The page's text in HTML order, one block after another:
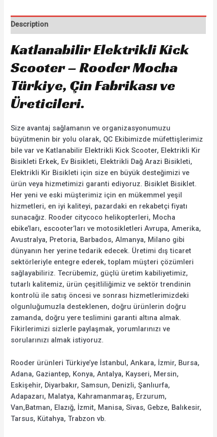
Description
Katlanabilir Elektrikli Kick
Scooter – Rooder Mocha
Türkiye, Çin Fabrikası ve
Üreticileri.
Size avantaj sağlamanın ve organizasyonumuzu
büyütmenin bir yolu olarak, QC Ekibimizde müfettişlerimiz
bile var ve Katlanabilir Elektrikli Kick Scooter, Elektrikli Kir
Bisikleti Erkek, Ev Bisikleti, Elektrikli Dağ Arazi Bisikleti,
Elektrikli Kir Bisikleti için size en büyük desteğimizi ve
ürün veya hizmetimizi garanti ediyoruz. Bisiklet Bisiklet.
Her yeni ve eski müşterimiz için en mükemmel yeşil
hizmetleri, en iyi kaliteyi, pazardaki en rekabetçi fiyatı
sunacağız. Rooder citycoco helikopterleri, Mocha
ebike’ları, escooter’ları ve motosikletleri Avrupa, Amerika,
Avustralya, Pretoria, Barbados, Almanya, Milano gibi
dünyanın her yerine tedarik edecek. Üretimi dış ticaret
sektörleriyle entegre ederek, toplam müşteri çözümleri
sağlayabiliriz. Tecrübemiz, güçlü üretim kabiliyetimiz,
tutarlı kalitemiz, ürün çeşitliliğimiz ve sektör trendinin
kontrolü ile satış öncesi ve sonrası hizmetlerimizdeki
olgunluğumuzla desteklenen, doğru ürünlerin doğru
zamanda, doğru yere teslimini garanti altına almak.
Fikirlerimizi sizlerle paylaşmak, yorumlarınızı ve
sorularınızı almak istiyoruz.
Rooder ürünleri Türkiye’ye İstanbul, Ankara, İzmir, Bursa,
Adana, Gaziantep, Konya, Antalya, Kayseri, Mersin,
Eskişehir, Diyarbakır, Samsun, Denizli, Şanlıurfa,
Adapazarı, Malatya, Kahramanmaraş, Erzurum,
Van,Batman, Elazığ, İzmit, Manisa, Sivas, Gebze, Balıkesir,
Tarsus, Kütahya, Trabzon vb.